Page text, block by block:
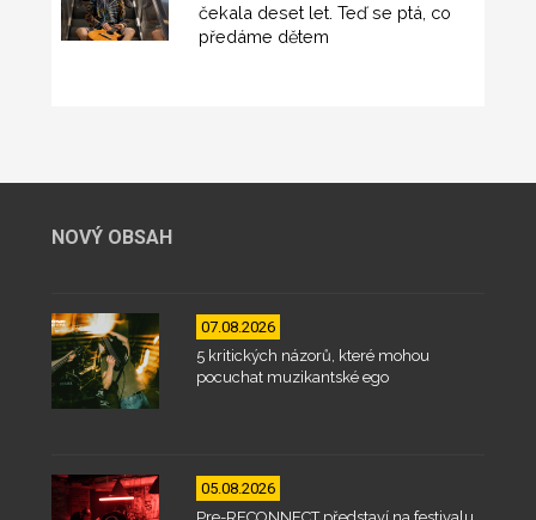
čekala deset let. Teď se ptá, co
předáme dětem
NOVÝ OBSAH
07.08.2026
5 kritických názorů, které mohou
pocuchat muzikantské ego
05.08.2026